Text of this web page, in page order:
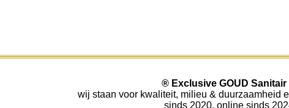
® Exclusive GOUD Sanitair
wij staan voor kwaliteit, milieu & duurzaamheid
sinds 2020, online sinds